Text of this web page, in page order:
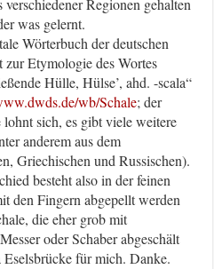
verschiedener Regionen gehalten
was gelernt.
Wörterbuch der deutschen
zur Etymologie des Wortes
Hülle, Hülse’, ahd. -scala“
wb/Schale; der
lohnt sich, es gibt viele weitere
anderem aus dem
Griechischen und Russischen).
besteht also in der feinen
den Fingern abgepellt werden
die eher grob mit
oder Schaber abgeschält
für mich. Danke.